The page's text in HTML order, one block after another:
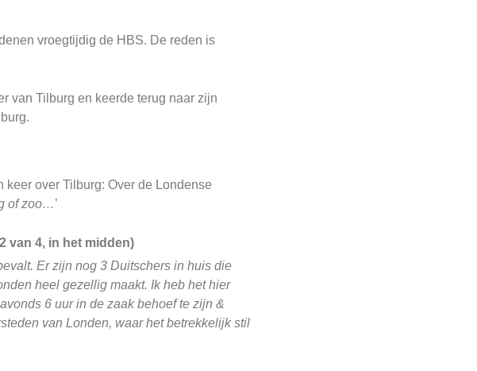
vroegtijdig de HBS. De reden is
van Tilburg en keerde terug naar zijn
keer over Tilburg: Over de Londense
of zoo…’
van 4, in het midden)
Er zijn nog 3 Duitschers in huis die
heel gezellig maakt. Ik heb het hier
6 uur in de zaak behoef te zijn &
van Londen, waar het betrekkelijk stil